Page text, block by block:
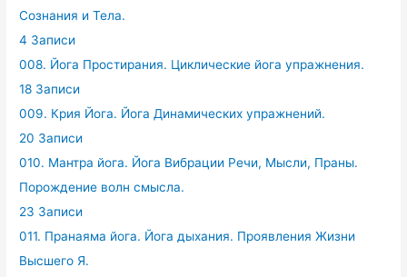
Сознания и Тела.
4 Записи
008. Йога Простирания. Циклические йога упражнения.
18 Записи
009. Крия Йога. Йога Динамических упражнений.
20 Записи
010. Мантра йога. Йога Вибрации Речи, Мысли, Праны.
Порождение волн смысла.
23 Записи
011. Пранаяма йога. Йога дыхания. Проявления Жизни
Высшего Я.